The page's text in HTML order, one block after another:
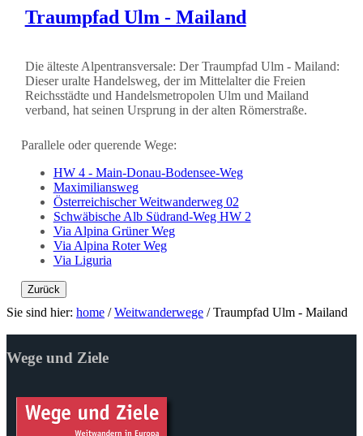
Traumpfad Ulm - Mailand
Die älteste Alpentransversale: Der Traumpfad Ulm - Mailand:
Dieser uralte Handelsweg, der im Mittelalter die Freien
Reichsstädte und Handelsmetropolen Ulm und Mailand
verband, hat seinen Ursprung in der alten Römerstraße.
Parallele oder querende Wege:
HW 4 - Main-Donau-Bodensee-Weg
Maximiliansweg
Österreichischer Weitwanderweg 02
Schwäbische Alb Südrand-Weg HW 2
Via Alpina Grüner Weg
Via Alpina Roter Weg
Via Liguria
Zurück
Sie sind hier: home /Weitwanderwege /Traumpfad Ulm - Mailand
Wege und Ziele